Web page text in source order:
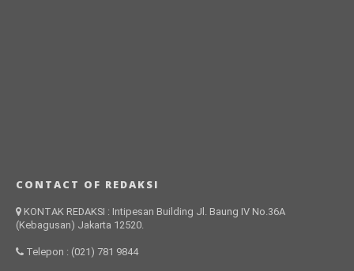
CONTACT OF REDAKSI
KONTAK REDAKSI : Intipesan Building Jl. Baung IV No.36A
(Kebagusan) Jakarta 12520.
Telepon : (021) 781 9844